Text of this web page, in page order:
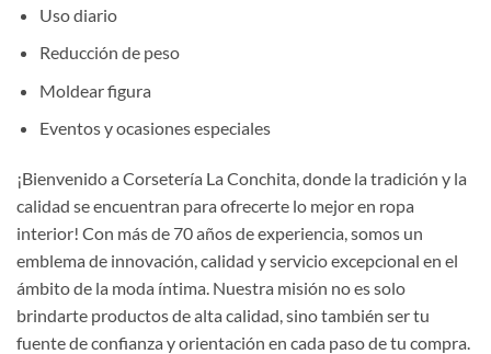
Uso diario
Reducción de peso
Moldear figura
Eventos y ocasiones especiales
¡Bienvenido a Corsetería La Conchita, donde la tradición y la
calidad se encuentran para ofrecerte lo mejor en ropa
interior! Con más de 70 años de experiencia, somos un
emblema de innovación, calidad y servicio excepcional en el
ámbito de la moda íntima. Nuestra misión no es solo
brindarte productos de alta calidad, sino también ser tu
fuente de confianza y orientación en cada paso de tu compra.